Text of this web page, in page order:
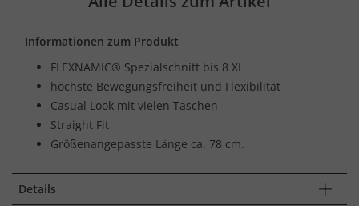
Informationen zum Produkt
FLEXNAMIC® Spezialschnitt bis 8 XL
höchste Bewegungsfreiheit und Flexibilität
Casual Look mit vielen Taschen
Straight Fit
Größenangepasste Länge ca. 78 cm.
Details